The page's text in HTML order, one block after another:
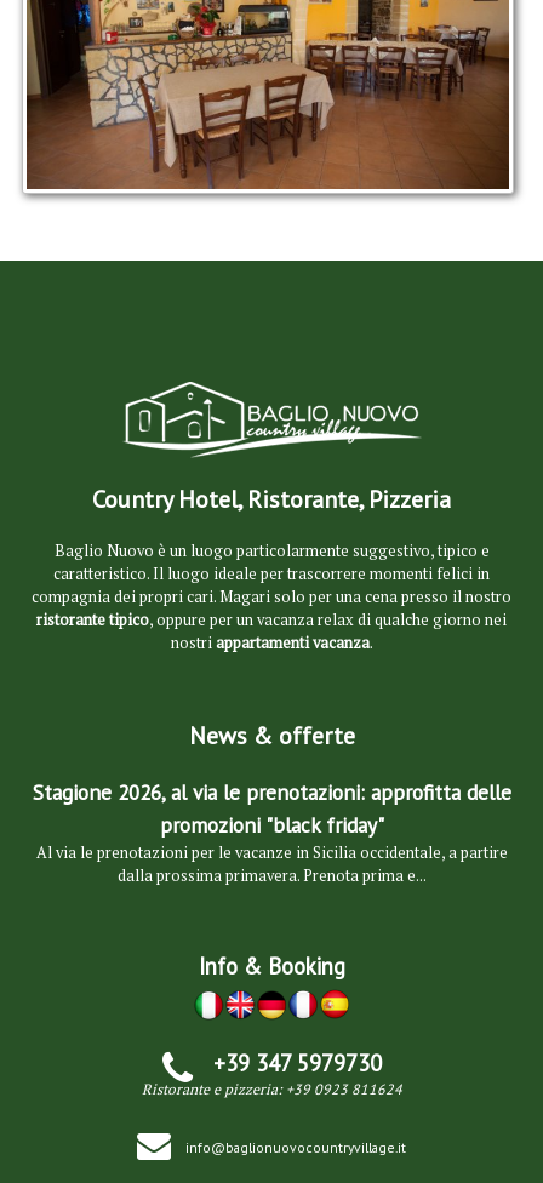
Country Hotel, Ristorante, Pizzeria
Baglio Nuovo è un luogo particolarmente suggestivo, tipico e
caratteristico. Il luogo ideale per trascorrere momenti felici in
compagnia dei propri cari. Magari solo per una cena presso il nostro
ristorante tipico, oppure per un vacanza relax di qualche giorno nei
nostriappartamenti vacanza.
News & offerte
Stagione 2026, al via le prenotazioni: approfitta delle
promozioni "black friday"
Al via le prenotazioni per le vacanze in Sicilia occidentale, a partire
dalla prossima primavera. Prenota prima e...
Info & Booking
+39 347 5979730
Ristorante e pizzeria: +39 0923 811624
info@baglionuovocountryvillage.it